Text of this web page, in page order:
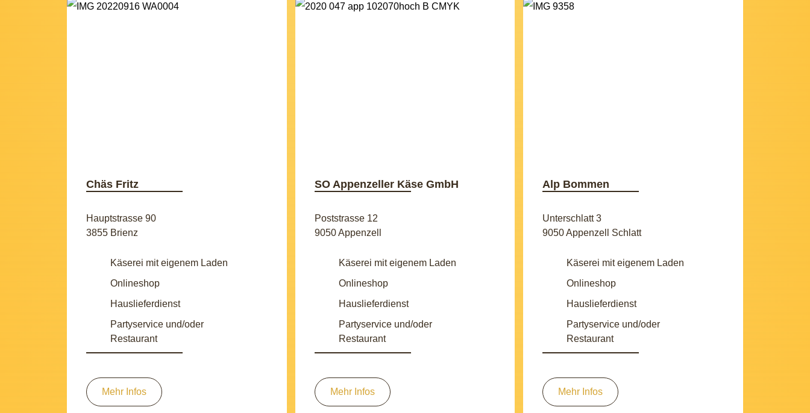
Chäs Fritz
Hauptstrasse 90
3855 Brienz
Käserei mit eigenem Laden
Onlineshop
Hauslieferdienst
Partyservice und/oder
Restaurant
Mehr Infos
SO Appenzeller Käse GmbH
Poststrasse 12
9050 Appenzell
Käserei mit eigenem Laden
Onlineshop
Hauslieferdienst
Partyservice und/oder
Restaurant
Mehr Infos
Alp Bommen
Unterschlatt 3
9050 Appenzell Schlatt
Käserei mit eigenem Laden
Onlineshop
Hauslieferdienst
Partyservice und/oder
Restaurant
Mehr Infos